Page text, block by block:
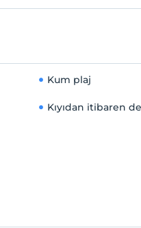
Kum plaj
Kıyıdan itibaren